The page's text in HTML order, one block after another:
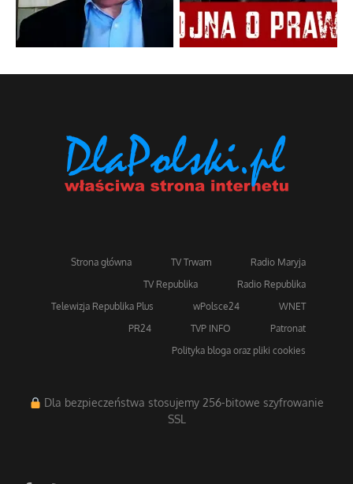
Strona główna TV Trwam
Radio Maryja
TV Republika
Radio Republika
Telewizja Republika Plus
wPolsce24
WNET
PR24
TVP INFO
Patronat
Polityka bloga oraz pliki cookies
Dla bezpieczeństwa stosujemy 256-bitowe szyfrowanie
SSL